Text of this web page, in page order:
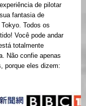
de pilotar
fantasia de
Todos os
Você pode andar
totalmente
Não confie apenas
porque eles dizem: